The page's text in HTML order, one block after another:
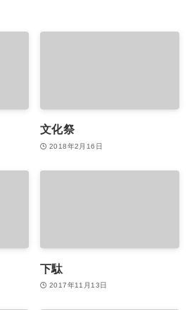
文化祭
2018年2月16日
下駄
2017年11月13日